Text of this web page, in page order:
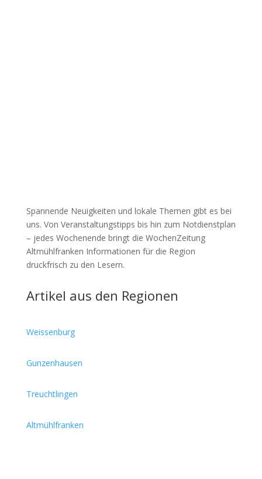
Spannende Neuigkeiten und lokale Themen gibt es bei
uns. Von Veranstaltungstipps bis hin zum Notdienstplan
– jedes Wochenende bringt die WochenZeitung
Altmühlfranken Informationen für die Region
druckfrisch zu den Lesern.
Artikel aus den Regionen
Weissenburg
Gunzenhausen
Treuchtlingen
Altmühlfranken